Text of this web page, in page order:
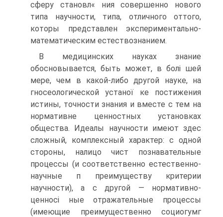
сферу становл« ния совершенно нового
типа научности, типа, отличного оттого,
которы представлен экспериментально-
математическим естествознанием.
В медицинских науках знание
обосновывается, быть может, в болі шей
мере, чем в какой-либо другой науке, на
гносеологической устаної ке постижения
истины, точности знания и вместе с тем на
нормативне ценностных установках
общества. Идеалы научности имеют здес
сложный, комплексный характер: с одной
стороны, налицо чист познавательные
процессы (и соответственно естественно-
научные п преимуществу критерии
научности), а с другой — нормативно-
ценносі ные отражательные процессы
(имеющие преимущественно социогумг